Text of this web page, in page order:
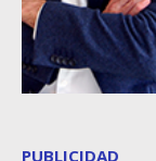
PUBLICIDAD